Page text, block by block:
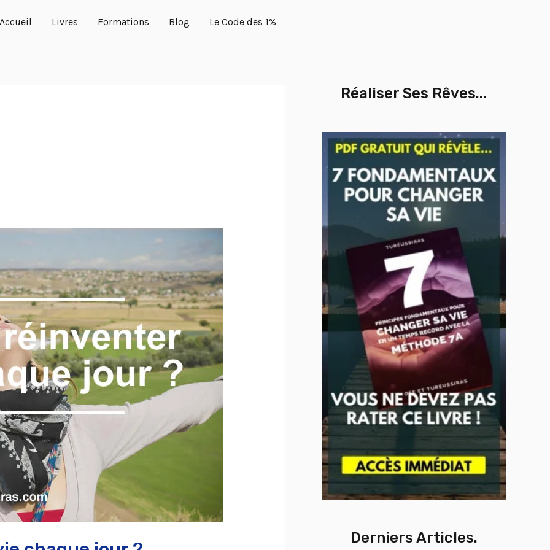
Accueil Livres Formations Blog Le Code des 1%
Réaliser Ses Rêves...
Derniers Articles.